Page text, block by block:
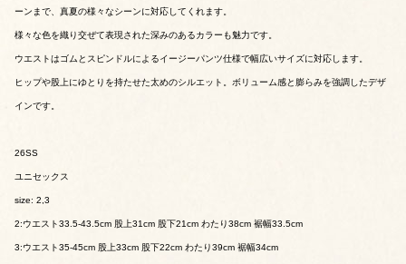
ーンまで、真夏の様々なシーンに対応してくれます。
様々な色を織り交ぜて表現された深みのあるカラーも魅力です。
ウエストはゴムとスピンドルによるイージーパンツ仕様で幅広いサイズに対応します。
ヒップや股上にゆとりを持たせた太めのシルエット。ボリューム感と膨らみを強調したデザ
インです。
26SS
ユニセックス
size: 2,3
2:ウエスト33.5-43.5cm 股上31cm 股下21cm わたり38cm 裾幅33.5cm
3:ウエスト35-45cm 股上33cm 股下22cm わたり39cm 裾幅34cm